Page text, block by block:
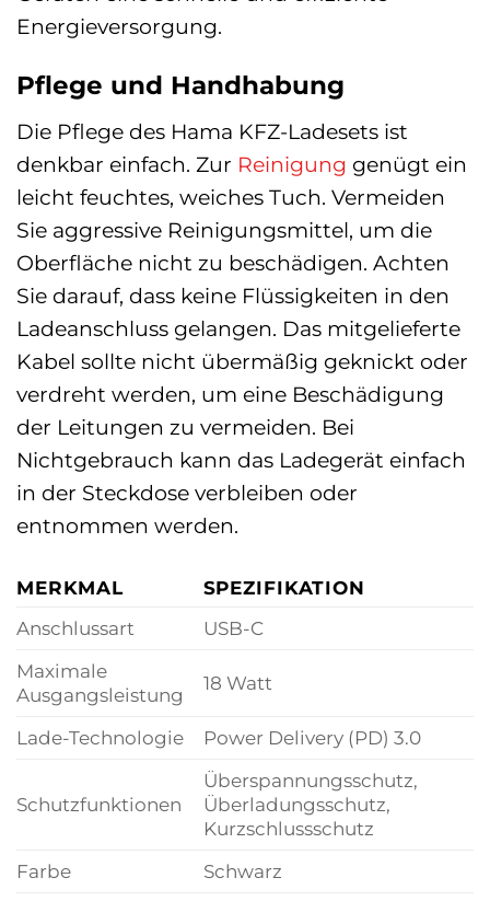
Energieversorgung.
Pflege und Handhabung
Die Pflege des Hama KFZ-Ladesets ist
denkbar einfach. Zur Reinigung genügt ein
leicht feuchtes, weiches Tuch. Vermeiden
Sie aggressive Reinigungsmittel, um die
Oberfläche nicht zu beschädigen. Achten
Sie darauf, dass keine Flüssigkeiten in den
Ladeanschluss gelangen. Das mitgelieferte
Kabel sollte nicht übermäßig geknickt oder
verdreht werden, um eine Beschädigung
der Leitungen zu vermeiden. Bei
Nichtgebrauch kann das Ladegerät einfach
in der Steckdose verbleiben oder
entnommen werden.
MERKMAL
SPEZIFIKATION
Anschlussart
USB-C
Maximale
Ausgangsleistung
18 Watt
Lade-Technologie Power Delivery (PD) 3.0
Schutzfunktionen
Überspannungsschutz,
Überladungsschutz,
Kurzschlussschutz
Farbe
Schwarz